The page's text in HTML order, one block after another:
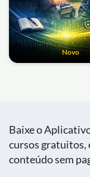
Novo
Baixe o
cursos gratuitos,
conteúdo sem